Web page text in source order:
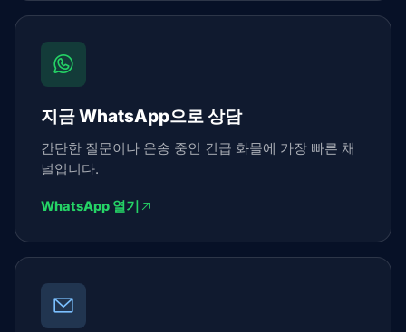
지금 WhatsApp으로 상담
간단한 질문이나 운송 중인 긴급 화물에 가장 빠른 채
널입니다.
WhatsApp 열기